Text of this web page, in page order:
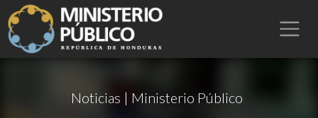
Noticias | Ministerio Público